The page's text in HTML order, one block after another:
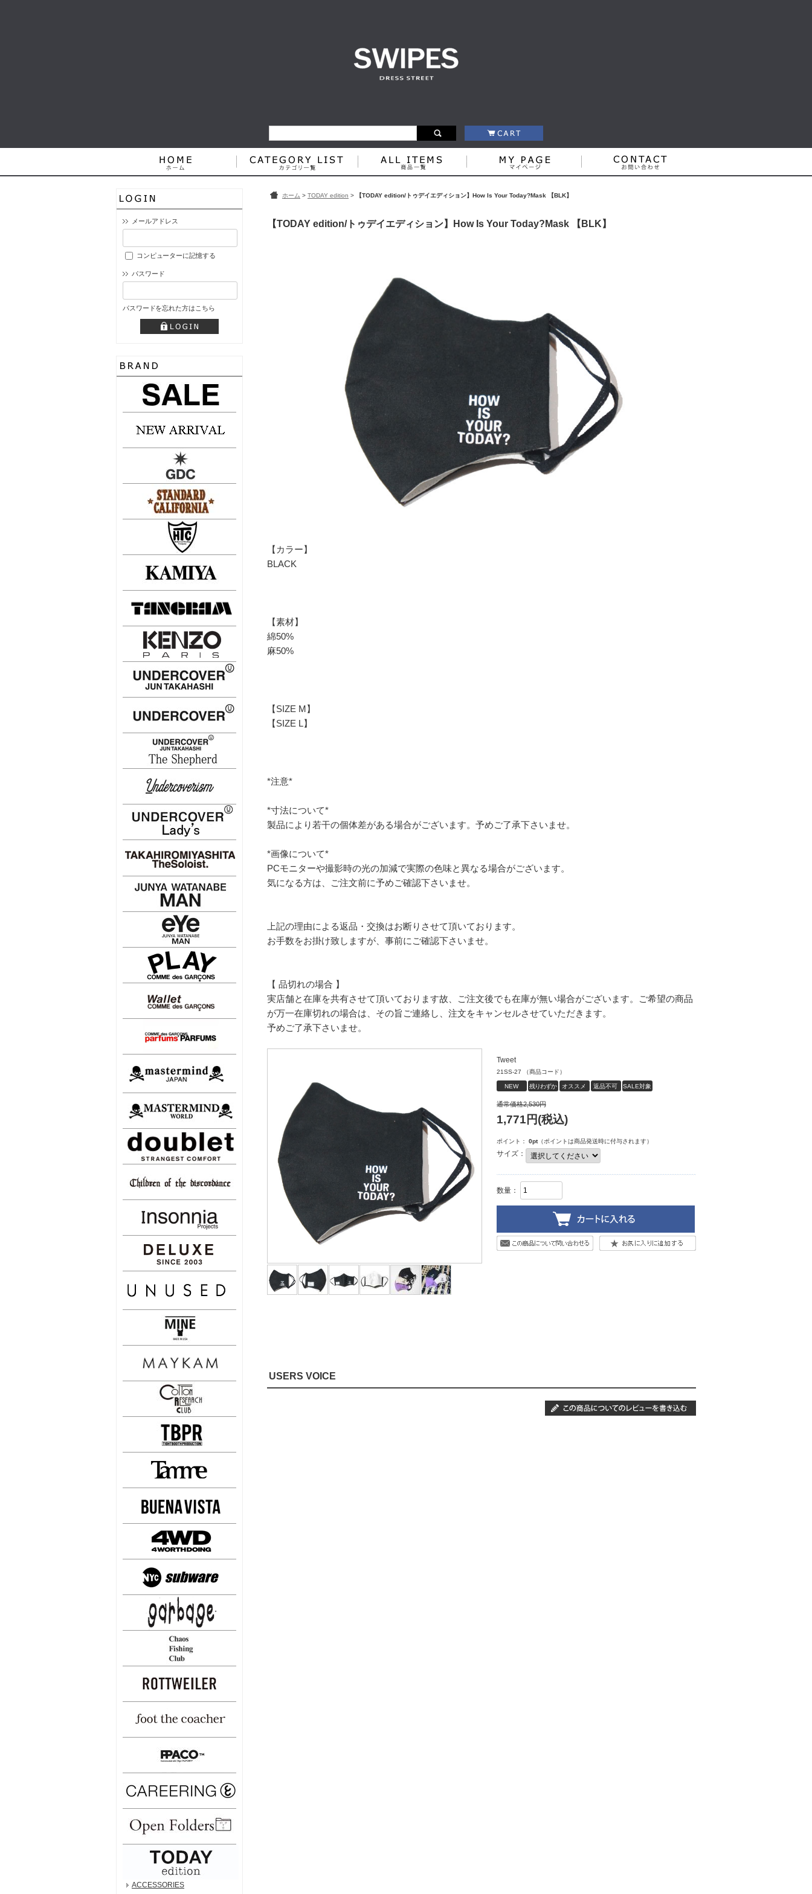
メールアドレス
コンピューターに記憶する
パスワード
パスワードを忘れた方はこちら
ACCESSORIES
ホーム > TODAY edition > 【TODAY edition/トゥデイエディション】How Is Your Today?Mask 【BLK】
【TODAY edition/トゥデイエディション】How Is Your Today?Mask 【BLK】
【カラー】
BLACK
【素材】
綿50%
麻50%
【SIZE M】
【SIZE L】
*注意*
*寸法について*
製品により若干の個体差がある場合がございます。予めご了承下さいませ。
*画像について*
PCモニターや撮影時の光の加減で実際の色味と異なる場合がございます。
気になる方は、ご注文前に予めご確認下さいませ。
上記の理由による返品・交換はお断りさせて頂いております。
お手数をお掛け致しますが、事前にご確認下さいませ。
【 品切れの場合 】
実店舗と在庫を共有させて頂いております故、ご注文後でも在庫が無い場合がございます。ご希望の商品
が万一在庫切れの場合は、その旨ご連絡し、注文をキャンセルさせていただきます。
予めご了承下さいませ。
Tweet
21SS-27 （商品コード）
NEW 残りわずか オススメ 返品不可
SALE対象
通常価格2,530円
1,771 円(税込)
ポイント： 0pt（ポイントは商品発送時に付与されます）
サイズ：
数量：
USERS VOICE